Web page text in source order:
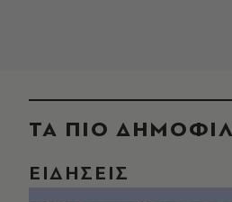
ΤΑ ΠΙΟ
ΕΙΔΗΣΕΙΣ